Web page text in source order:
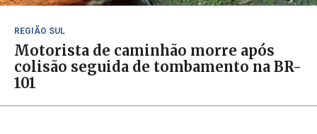
REGIÃO SUL
Motorista de caminhão morre após
colisão seguida de tombamento na BR-
101